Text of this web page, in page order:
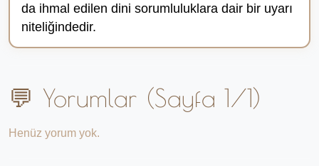
da ihmal edilen dini sorumluluklara dair bir uyarı
niteliğindedir.
💬 Yorumlar (Sayfa 1/1)
Henüz yorum yok.